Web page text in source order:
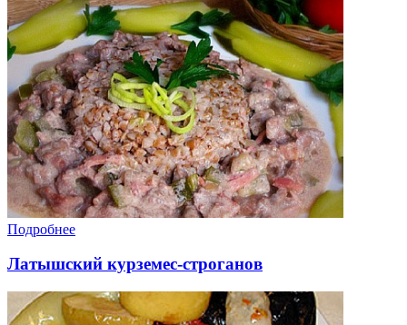
Подробнее
Латышский курземес-строганов